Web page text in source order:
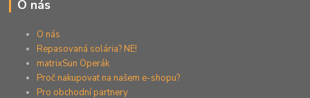
O nás
O nás
Repasovaná solária? NE!
matrixSun Operák
Proč nakupovat na našem e-shopu?
Pro obchodní partnery